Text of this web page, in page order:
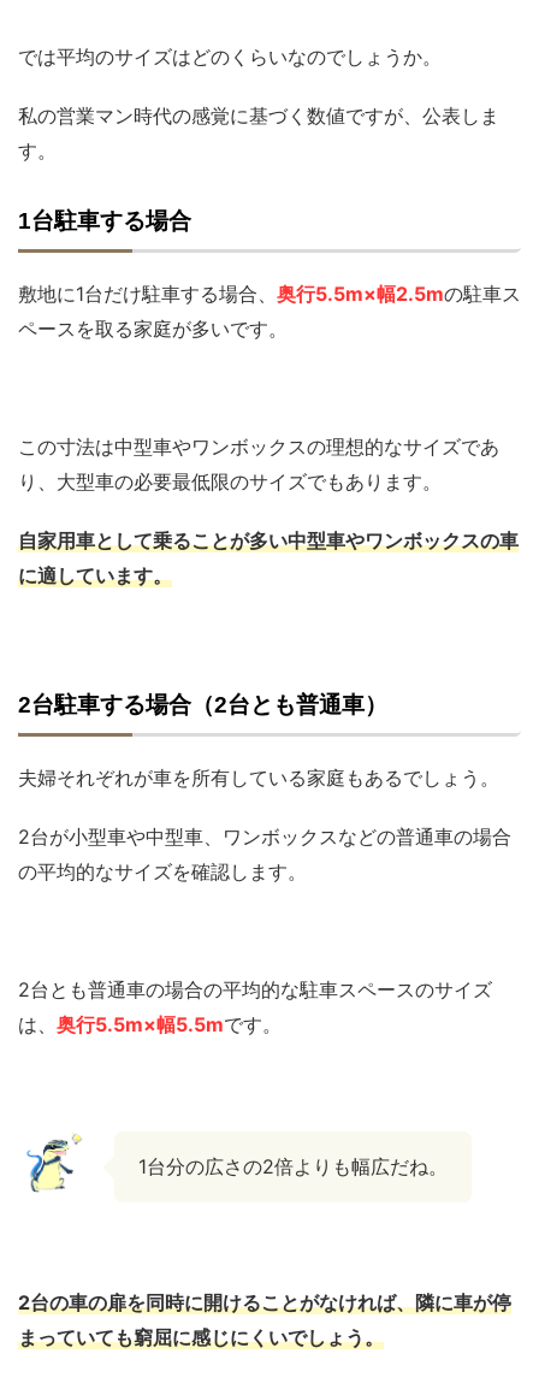
では平均のサイズはどのくらいなのでしょうか。
私の営業マン時代の感覚に基づく数値ですが、公表しま
す。
1台駐車する場合
敷地に1台だけ駐車する場合、 奥行5.5m×幅2.5mの駐車ス
ペースを取る家庭が多いです。
この寸法は中型車やワンボックスの理想的なサイズであ
り、大型車の必要最低限のサイズでもあります。
自家用車として乗ることが多い中型車やワンボックスの車
に適しています。
2台駐車する場合（2台とも普通車）
夫婦それぞれが車を所有している家庭もあるでしょう。
2台が小型車や中型車、ワンボックスなどの普通車の場合
の平均的なサイズを確認します。
2台とも普通車の場合の平均的な駐車スペースのサイズ
は、 奥行5.5m×幅5.5mです。
1台分の広さの2倍よりも幅広だね。
2台の車の扉を同時に開けることがなければ、隣に車が停
まっていても窮屈に感じにくいでしょう。